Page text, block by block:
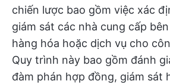
chiến lược bao gồm việc xác
giám sát các nhà cung cấp
hàng hóa hoặc dịch vụ cho
Quy trình này bao gồm đánh
đàm phán hợp đồng, giám sát